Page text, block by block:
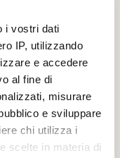
i vostri dati
IP, utilizzando
e accedere
al fine di
misurare
e sviluppare
chi utilizza i
scelte in materia di